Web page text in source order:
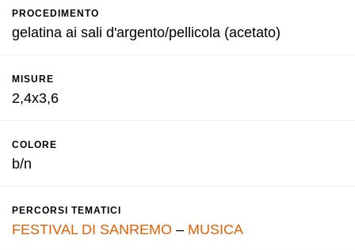
PROCEDIMENTO
gelatina ai sali d'argento/pellicola (acetato)
MISURE
2,4x3,6
COLORE
b/n
PERCORSI TEMATICI
FESTIVAL DI SANREMO – MUSICA